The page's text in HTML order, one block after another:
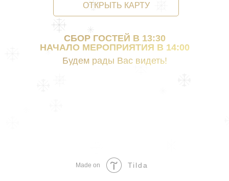
Будем рады Вас видеть!
СБОР ГОСТЕЙ В 13:30
НАЧАЛО МЕРОПРИЯТИЯ В 14:00
ОТКРЫТЬ КАРТУ
Made on Tilda